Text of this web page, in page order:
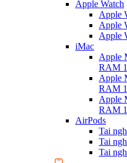
Apple Watch
Apple
Apple
Apple
iMac
Apple
RAM
Apple
RAM
Apple
RAM
AirPods
Tai
Tai
Tai